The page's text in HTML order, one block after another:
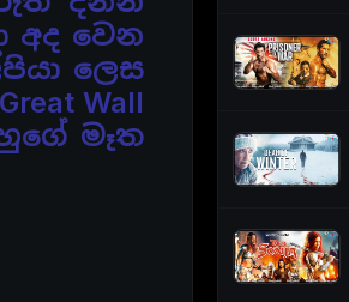
අද වෙන
ලෙස
Wall
මෑත